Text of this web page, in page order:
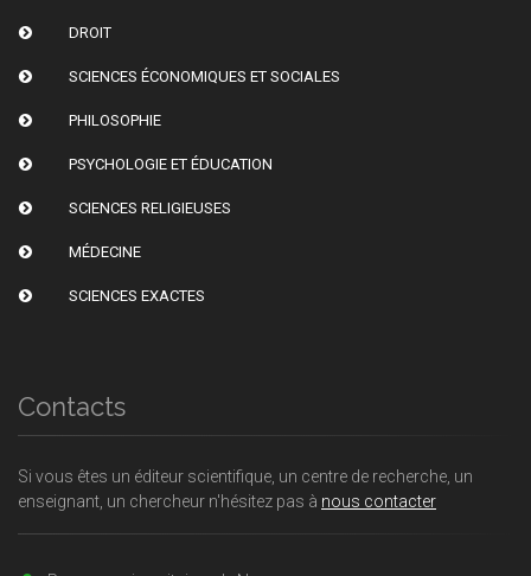
DROIT
SCIENCES ÉCONOMIQUES ET SOCIALES
PHILOSOPHIE
PSYCHOLOGIE ET ÉDUCATION
SCIENCES RELIGIEUSES
MÉDECINE
SCIENCES EXACTES
Contacts
Si vous êtes un éditeur scientifique, un centre de recherche, un
enseignant, un chercheur n'hésitez pas à nous contacter